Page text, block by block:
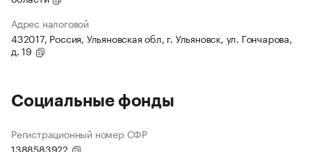
Адрес налоговой
432017, Россия, Ульяновская обл, г. Ульяновск, ул. Гончарова,
д. 19
Социальные фонды
Регистрационный номер СФР
1388583922